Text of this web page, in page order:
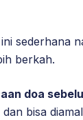
sederhana
berkah.
doa
bisa